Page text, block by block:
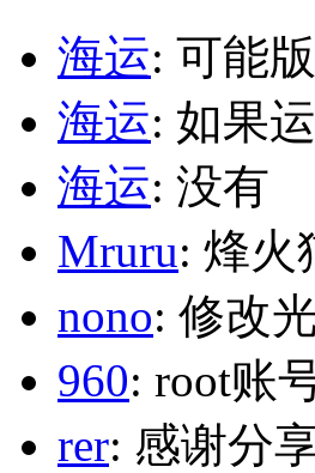
海运: 可能
海运: 如果
海运: 没有
Mruru: 烽火
nono: 修改
960: root账
rer: 感谢分